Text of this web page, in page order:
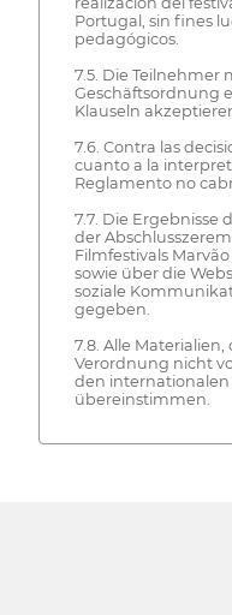
Portugal, sin fines
pedagógicos.
7.5. Die Teilnehmer
Geschäftsordnung
Klauseln
7.6. Contra las
cuanto a la
Reglamento no
7.7. Die Ergebnisse
der
Filmfestivals
sowie über die
soziale
gegeben.
7.8. Alle
Verordnung nicht
den internationalen
übereinstimmen.